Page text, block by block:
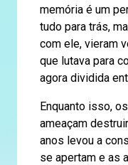
memória é um
tudo para trás,
com ele, vieram
que lutava para
agora dividida
Enquanto isso,
ameaçam
anos levou a
se apertam e as